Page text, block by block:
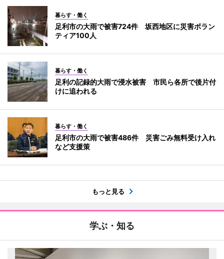
暮らす・働く
足利市の大雨で被害724件 坂西地区に災害ボラン
ティア100人
暮らす・働く
足利の記録的大雨で浸水被害 市民ら各所で後片付
けに追われる
暮らす・働く
足利市の大雨で被害486件 災害ごみ無料受け入れ
など支援策
もっと見る
学ぶ・知る